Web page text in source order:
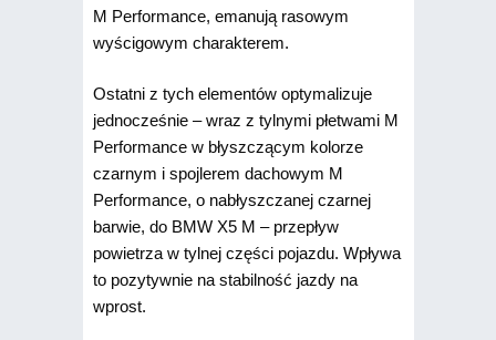
M Performance, emanują rasowym
wyścigowym charakterem.
Ostatni z tych elementów optymalizuje
jednocześnie – wraz z tylnymi płetwami M
Performance w błyszczącym kolorze
czarnym i spojlerem dachowym M
Performance, o nabłyszczanej czarnej
barwie, do BMW X5 M – przepływ
powietrza w tylnej części pojazdu. Wpływa
to pozytywnie na stabilność jazdy na
wprost.